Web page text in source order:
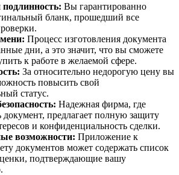
подлинность: Вы гарантированно
бланк, прошедший все
Процесс изготовления документа
дни, а это значит, что вы сможете
к работе в желаемой сфере.
За относительно недорогую цену вы
повысить свой
статус.
Надежная фирма, где
документ, предлагает полную защиту
и конфиденциальность сделки.
возможности: Приложение к
документов может содержать список
подтверждающие вашу